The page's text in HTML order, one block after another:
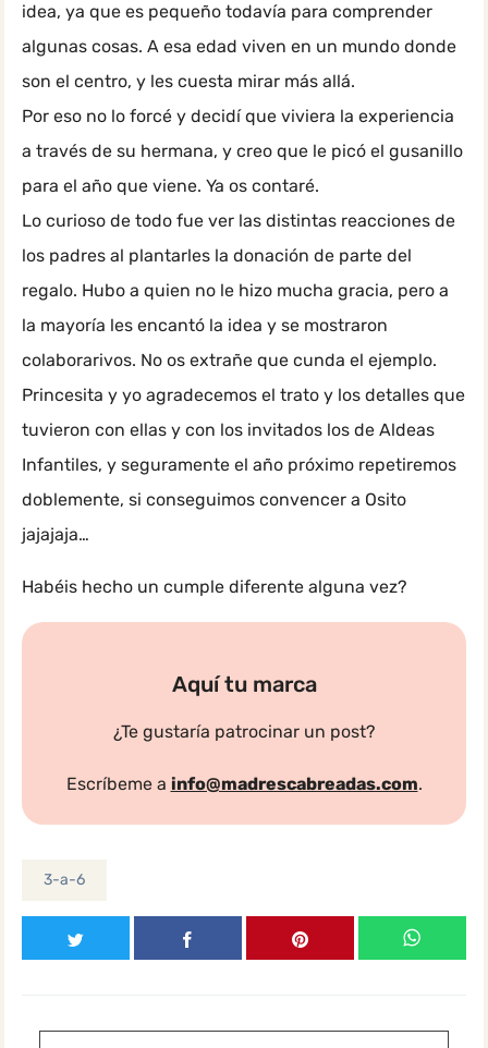
idea, ya que es pequeño todavía para comprender
algunas cosas. A esa edad viven en un mundo donde
son el centro, y les cuesta mirar más allá.
Por eso no lo forcé y decidí que viviera la experiencia
a través de su hermana, y creo que le picó el gusanillo
para el año que viene. Ya os contaré.
Lo curioso de todo fue ver las distintas reacciones de
los padres al plantarles la donación de parte del
regalo. Hubo a quien no le hizo mucha gracia, pero a
la mayoría les encantó la idea y se mostraron
colaborarivos. No os extrañe que cunda el ejemplo.
Princesita y yo agradecemos el trato y los detalles que
tuvieron con ellas y con los invitados los de Aldeas
Infantiles, y seguramente el año próximo repetiremos
doblemente, si conseguimos convencer a Osito
jajajaja…
Habéis hecho un cumple diferente alguna vez?
Aquí tu marca
¿Te gustaría patrocinar un post?
Escríbeme a info@madrescabreadas.com.
3-a-6